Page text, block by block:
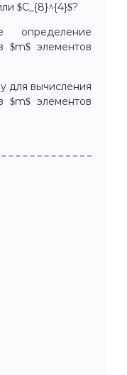
$C_{8}^{4}$?
определение
$m$ элементов
для вычисления
$m$ элементов